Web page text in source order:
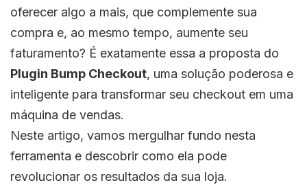
oferecer algo a mais, que complemente sua
compra e, ao mesmo tempo, aumente seu
faturamento? É exatamente essa a proposta do
Plugin Bump Checkout, uma solução poderosa e
inteligente para transformar seu checkout em uma
máquina de vendas.
Neste artigo, vamos mergulhar fundo nesta
ferramenta e descobrir como ela pode
revolucionar os resultados da sua loja.